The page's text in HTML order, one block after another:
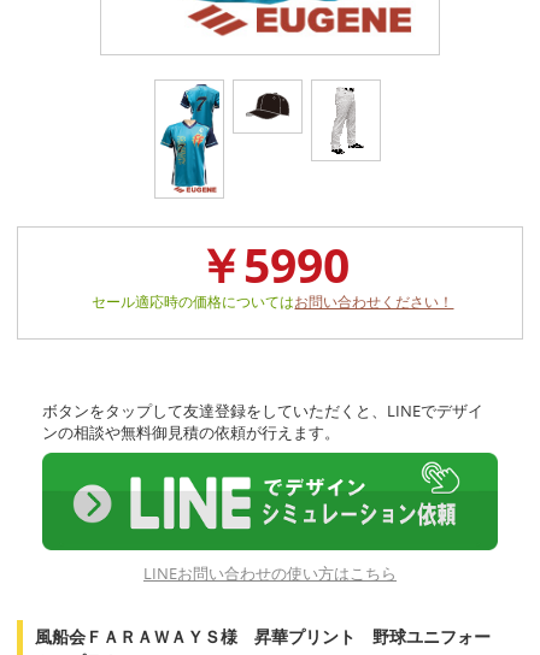
￥5990
セール適応時の価格についてはお問い合わせください！
ボタンをタップして友達登録をしていただくと、LINEでデザイ
ンの相談や無料御見積の依頼が行えます。
LINEお問い合わせの使い方はこちら
風船会ＦＡＲＡＷＡＹＳ様 昇華プリント 野球ユニフォー